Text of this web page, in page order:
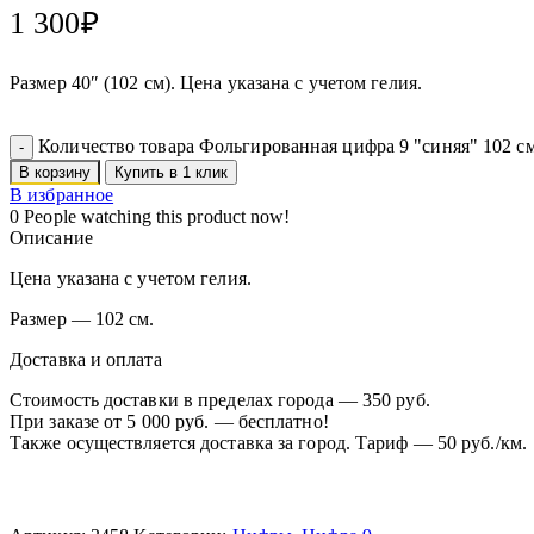
1 300₽
Размер 40″ (102 см). Цена указана с учетом гелия.
Количество товара Фольгированная цифра 9 "синяя" 102
В корзину Купить в 1 клик
В избранное
0 People watching this product now!
Описание
Цена указана с учетом гелия.
Размер — 102 см.
Доставка и оплата
Стоимость доставки в пределах города — 350 руб.
При заказе от 5 000 руб. — бесплатно!
Также осуществляется доставка за город. Тариф — 50 руб./км.